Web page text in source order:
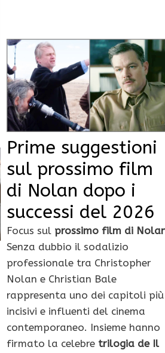
Prime suggestioni
sul prossimo film
di Nolan dopo i
successi del 2026
Focus sul prossimo film di
Senza dubbio il sodalizio
professionale tra Christopher
Nolan e Christian Bale
rappresenta uno dei capitoli più
incisivi e influenti del cinema
contemporaneo. Insieme hanno
firmato la celebretrilogia de Il